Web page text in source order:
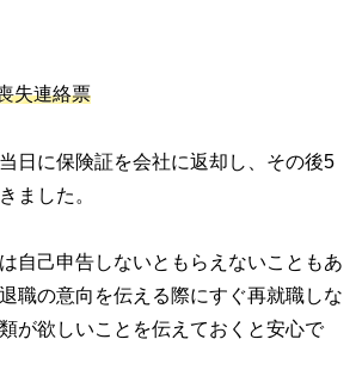
失連絡票
日に保険証を会社に返却し、その後5
ました。
自己申告しないともらえないこともあ
職の意向を伝える際にすぐ再就職しな
が欲しいことを伝えておくと安心で